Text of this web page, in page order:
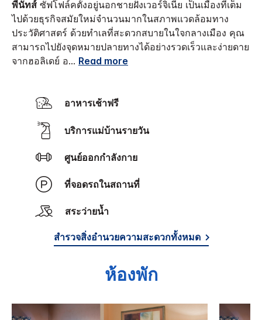
พีนัทส์ ซัฟโฟล์คตั้งอยู่นอกชายฝั่งเวอร์จิเนีย เป็นเมืองที่เต็ม
ไปด้วยธุรกิจสมัยใหม่จำนวนมากในสภาพแวดล้อมทาง
ประวัติศาสตร์ ด้วยทำเลที่สะดวกสบายในใจกลางเมือง คุณ
สามารถไปยังจุดหมายปลายทางได้อย่างรวดเร็วและง่ายดาย
จากฮอลิเดย์ อ... Read more
อาหารเช้าฟรี
บริการแม่บ้านรายวัน
ศูนย์ออกกำลังกาย
ที่จอดรถในสถานที่
สระว่ายน้ำ
สำรวจสิ่งอำนวยความสะดวกทั้งหมด
ห้องพัก